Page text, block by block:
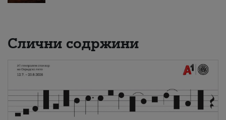
Слични содржини